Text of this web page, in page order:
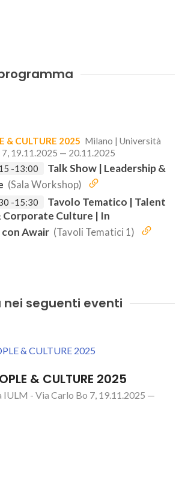
& CULTURE 2025 Milano | Università
7, 19.11.2025 — 20.11.2025
-13:00
Talk Show | Leadership &
(Sala Workshop)
-15:30
Tavolo Tematico | Talent
Corporate Culture | In
Awair (Tavoli Tematici 1)
seguenti eventi
& CULTURE 2025
- Via Carlo Bo 7, 19.11.2025 —